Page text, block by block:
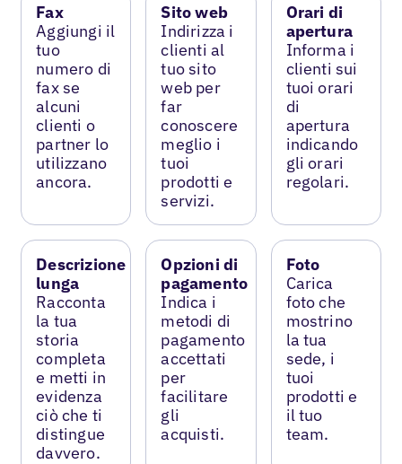
Fax
Aggiungi il
tuo
numero di
fax se
alcuni
clienti o
partner lo
utilizzano
ancora.
Sito web
Indirizza i
clienti al
tuo sito
web per
far
conoscere
meglio i
tuoi
prodotti e
servizi.
Orari di
apertura
Informa i
clienti sui
tuoi orari
di
apertura
indicando
gli orari
regolari.
Descrizione
lunga
Racconta
la tua
storia
completa
e metti in
evidenza
ciò che ti
distingue
davvero.
Opzioni di
pagamento
Indica i
metodi di
pagamento
accettati
per
facilitare
gli
acquisti.
Foto
Carica
foto che
mostrino
la tua
sede, i
tuoi
prodotti e
il tuo
team.